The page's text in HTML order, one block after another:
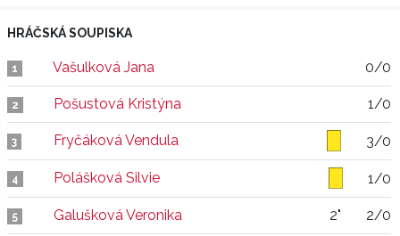
HRÁČSKÁ SOUPISKA
1 Vašulková Jana 0/0
2 Pošustová Kristýna 1/0
3 Fryčáková Vendula 3/0
4 Polášková Silvie 1/0
5 Galušková Veronika 2" 2/0